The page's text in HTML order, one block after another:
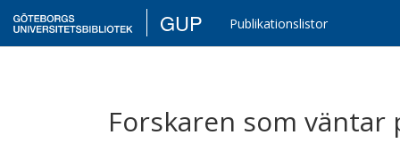
GUP Publikationslistor
Forskaren som väntar